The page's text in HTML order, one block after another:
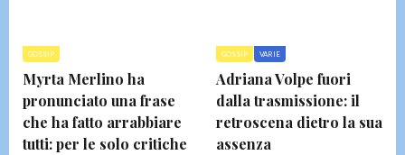
GOSSIP
Myrta Merlino ha
pronunciato una frase
che ha fatto arrabbiare
tutti: per le solo critiche
GOSSIP VARIE
Adriana Volpe fuori
dalla trasmissione: il
retroscena dietro la sua
assenza